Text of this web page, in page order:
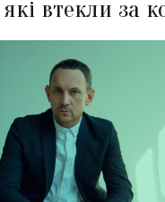
які втекли за